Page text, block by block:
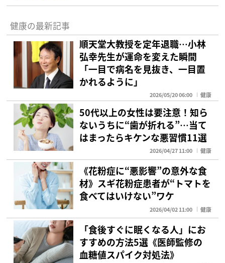
健康の最新記事
順天堂大教授を定年退職…小林
弘幸先生が運命を変えた瞬間
「一目で病名を見抜き、一目置
かれるように」
2026/05/20 06:00 健康
50代以上の女性は要注意！知ら
ないうちに“歯が折れる”…当て
はまったらキケンな悪習慣11選
2026/04/27 11:00 健康
《花粉症に“悪影響”の意外な食
材》スギ花粉症患者が“トマトを
食べてはいけない”ワケ
2026/04/02 11:00 健康
「食後すぐに眠くなる人」にお
すすめの方法5選《医師監修の
血糖値スパイク対処法》